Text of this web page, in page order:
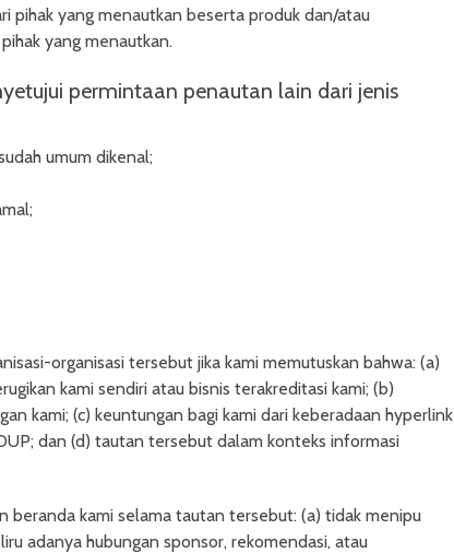
pihak yang menautkan beserta produk dan/atau
yang menautkan.
permintaan penautan lain dari jenis
umum dikenal;
organisasi tersebut jika kami memutuskan bahwa: (a)
kami sendiri atau bisnis terakreditasi kami; (b)
kami; (c) keuntungan bagi kami dari keberadaan hyperlink
dan (d) tautan tersebut dalam konteks informasi
beranda kami selama tautan tersebut: (a) tidak menipu
adanya hubungan sponsor, rekomendasi, atau